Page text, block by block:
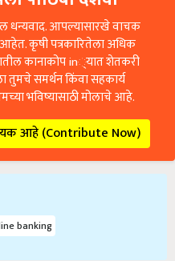
धन्यवाद. आपल्यासारखे वाचक
आहेत. कृषी पत्रकारितेला अधिक
कानाकोप in्यात शेतकरी
तुमचे समर्थन किंवा सहकार्य
भविष्यासाठी मोलाचे आहे.
आहे (Contribute Now)